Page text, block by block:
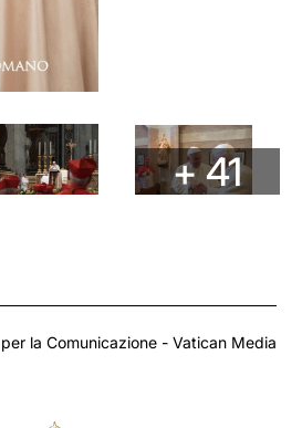
+ 41
la Comunicazione - Vatican Media